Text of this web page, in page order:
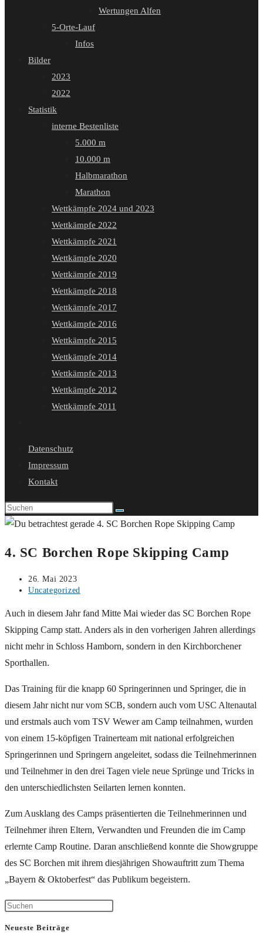
Wertungen Alfen
5-Orte-Lauf
Infos
Bilder
2023
2022
Statistik
interne Bestenliste
5.000 m
10.000 m
Halbmarathon
Marathon
Wettkämpfe 2024 und 2023
Wettkämpfe 2022
Wettkämpfe 2021
Wettkämpfe 2020
Wettkämpfe 2019
Wettkämpfe 2018
Wettkämpfe 2017
Wettkämpfe 2016
Wettkämpfe 2015
Wettkämpfe 2014
Wettkämpfe 2013
Wettkämpfe 2012
Wettkämpfe 2011
umschalten
Datenschutz
Impressum
Kontakt
4. SC Borchen Rope Skipping Camp
Beitrag
veröffentlicht:
26. Mai 2023
Beitrags-
Uncategorized
Auch in diesem Jahr fand Mitte Mai wieder das SC Borchen Rope
Skipping Camp statt. Anders als in den vorherigen Jahren allerdings
nicht mehr in Schloss Hamborn, sondern in den Kirchborchener
Sporthallen.
Das Training für die knapp 60 Springerinnen und Springer, die in
diesem Jahr nicht nur vom SCB, sondern auch vom USC Altenautal
und erstmals auch vom TSV Wewer am Camp teilnahmen, wurden
von einem 15-köpfigen Trainerteam mit national erfolgreichen
Springerinnen und Springern angeleitet, sodass die Teilnehmerinnen
und Teilnehmer in den drei Tagen viele neue Sprünge und Tricks in
den unterschiedlichsten Seilarten lernen konnten.
Zum Ausklang des Camps präsentierten die Teilnehmerinnen und
Teilnehmer ihren Eltern, Verwandten und Freunden die im Camp
erlernte Camp Routine. Daran anschließend konnte die Showgruppe
des SC Borchen mit ihrem diesjährigen Showauftritt zum Thema
„Bayern & Oktoberfest“ das Publikum begeistern.
Neueste Beiträge